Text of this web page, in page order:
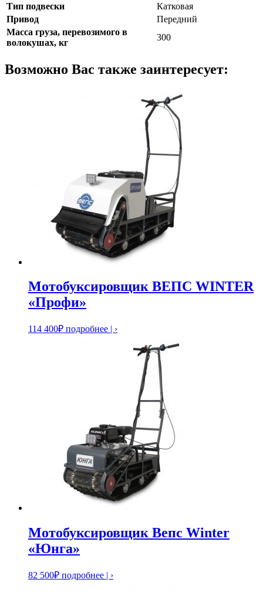
Тип подвески
Катковая
Привод
Передний
Масса груза, перевозимого в
волокушах, кг
300
Возможно Вас также заинтересует:
Мотобуксировщик ВЕПС WINTER
«Профи»
114 400₽ подробнее | ›
Мотобуксировщик Вепс Winter
«Юнга»
82 500₽ подробнее | ›